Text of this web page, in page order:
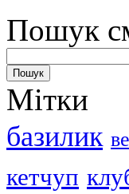
Пошук
Мітки
базилик
кетчуп